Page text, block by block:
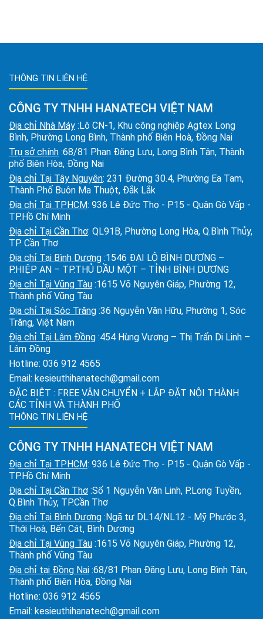
THÔNG TIN LIÊN HỆ
CÔNG TY TNHH HANATECH VIỆT NAM
Địa chỉ Nhà Máy :Lô CN-1, Khu công nghiệp Agtex Long
Bình, Phường Long Bình, Thành phố Biên Hoà, Đồng Nai
Trụ sở chính :68/81 Phan Đăng Lưu, Long Bình Tân, Thành
phố Biên Hòa, Đồng Nai
Địa chỉ Tại Tây Nguyên: 231 Đường 30.4, Phường Ea Tam,
Thành Phố Buôn Ma Thuột, Đắk Lắk
Địa chỉ Tại TPHCM: 936 Lê Đức Thọ - P15 - Quận Gò Vấp -
TP.Hồ Chí Minh
Địa chỉ Tại Cần Thơ: QL91B, Phường Long Hòa, Q.Bình Thủy,
TP. Cần Thơ
Địa chỉ Tại Bình Dương :1546 ĐẠI LỘ BÌNH DƯƠNG –
P.HIỆP AN – TP.THỦ DẦU MỘT – TỈNH BÌNH DƯƠNG
Địa chỉ Tại Vũng Tàu :1615 Võ Nguyên Giáp, Phường 12,
Thành phố Vũng Tàu
Địa chỉ Tại Sóc Trăng :36 Nguyễn Văn Hữu, Phường 1, Sóc
Trăng, Việt Nam
Địa chỉ Tại Lâm Đồng :454 Hùng Vương – Thị Trấn Di Linh –
Lâm Đồng
Hotline: 036 912 4565
Email: kesieuthihanatech@gmail.com
ĐẶC BIỆT : FREE VẬN CHUYỂN + LẮP ĐẶT NỘI THÀNH
CÁC TỈNH VÀ THÀNH PHỐ
THÔNG TIN LIÊN HỆ
CÔNG TY TNHH HANATECH VIỆT NAM
Địa chỉ Tại TPHCM: 936 Lê Đức Thọ - P15 - Quận Gò Vấp -
TP.Hồ Chí Minh
Địa chỉ Tại Cần Thơ :Số 1 Nguyễn Văn Linh, P.Long Tuyền,
Q.Bình Thủy, TP.Cần Thơ
Địa chỉ Tại Bình Dương :Ngã tư DL14/NL12 - Mỹ Phước 3,
Thới Hoà, Bến Cát, Bình Dương
Địa chỉ Tại Vũng Tàu :1615 Võ Nguyên Giáp, Phường 12,
Thành phố Vũng Tàu
Địa chỉ tại Đồng Nai :68/81 Phan Đăng Lưu, Long Bình Tân,
Thành phố Biên Hòa, Đồng Nai
Hotline: 036 912 4565
Email: kesieuthihanatech@gmail.com